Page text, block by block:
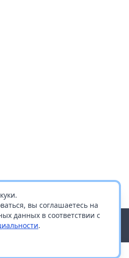
вы соглашаетесь на
данных в соответствии с
.